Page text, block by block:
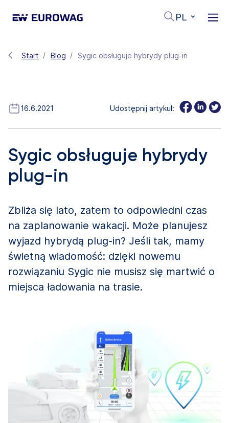
PL
Start Blog Sygic obsługuje hybrydy plug-in
16.6.2021 Udostępnij artykuł:
Sygic obsługuje hybrydy
plug-in
Zbliża się lato, zatem to odpowiedni czas
na zaplanowanie wakacji. Może planujesz
wyjazd hybrydą plug-in? Jeśli tak, mamy
świetną wiadomość: dzięki nowemu
rozwiązaniu Sygic nie musisz się martwić o
miejsca ładowania na trasie.